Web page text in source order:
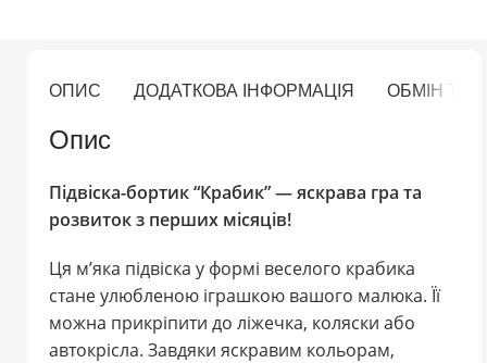
ОПИС ДОДАТКОВА ІНФОРМАЦІЯ ОБМІН ТА
Опис
Підвіска-бортик “Крабик” — яскрава гра та
розвиток з перших місяців!
Ця м’яка підвіска у формі веселого крабика
стане улюбленою іграшкою вашого малюка. Її
можна прикріпити до ліжечка, коляски або
автокрісла. Завдяки яскравим кольорам,